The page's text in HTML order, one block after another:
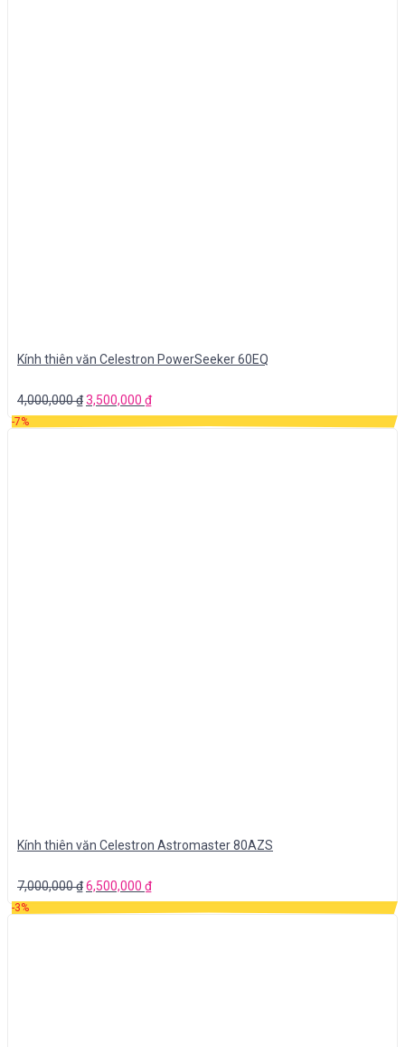
Kính thiên văn Celestron PowerSeeker 60EQ
4,000,000₫3,500,000 ₫
-7%
Kính thiên văn Celestron Astromaster 80AZS
7,000,000₫6,500,000 ₫
-3%